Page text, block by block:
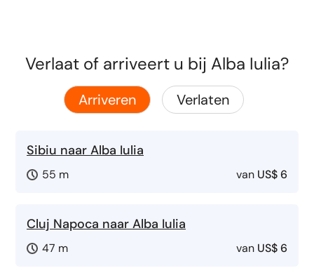
Verlaat of arriveert u bij Alba Iulia?
Arriveren Verlaten
Sibiu naar Alba Iulia
55 m van US$ 6
Cluj Napoca naar Alba Iulia
47 m van US$ 6